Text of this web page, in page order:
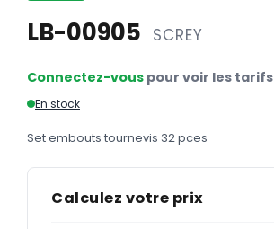
Sous-mains
Chemises
LB-00905 SCREY
Connectez-vous pour voir les tarifs
En stock
Set embouts tournevis 32 pces
Calculez votre prix